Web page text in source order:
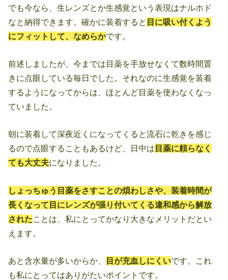
でも今なら、生レンズとか生感覚という表現はナルホド
なと納得できます。確かに装着すると 目に吸い付くよう
にフィットして、なめらかです。
前述しましたが、今までは目薬を手放せなくて数時間置
きに点眼している毎日でした。それなのに生感覚を装着
するようになってからは、ほとんど目薬を使わなくなっ
ていました。
朝に装着して深夜近くになってくると流石に乾きを感じ
るので点眼することもあるけど、日中は目薬に頼らなく
ても大丈夫になりました。
しょっちゅう目薬をさすことの煩わしさや、装着時間が
長くなって目にレンズが張り付いてくる違和感から解放
されたことは、私にとってかなり大きなメリットだとい
えます。
あと含水量が多いからか、 目が充血しにくいです。これ
も私にとってはありがたいポイントです。